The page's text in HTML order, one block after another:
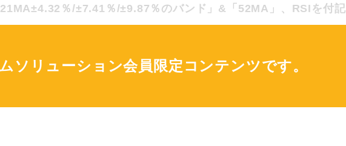
ソリューション会員限定コンテンツです。
％/±7.41％/±9.87％のバンド」&「52MA」、RSIを付記